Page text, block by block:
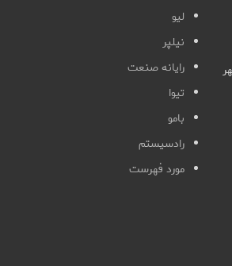
لیو
نیلپر
رایانه صنعت
تیوا
بامو
رادسیستم
مورد فهرست